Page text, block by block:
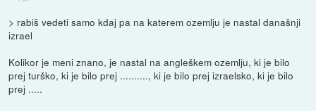
> rabiš vedeti samo kdaj pa na katerem ozemlju je nastal današnji
izrael
Kolikor je meni znano, je nastal na angleškem ozemlju, ki je bilo
prej turško, ki je bilo prej .........., ki je bilo prej izraelsko, ki je bilo
prej .....